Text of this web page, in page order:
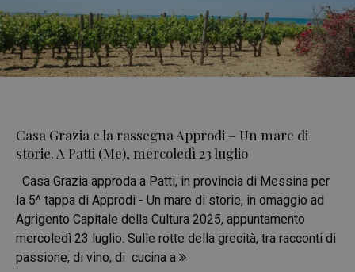
Casa Grazia e la rassegna Approdi – Un mare di
storie. A Patti (Me), mercoledì 23 luglio
Casa Grazia approda a Patti, in provincia di Messina per
la 5^ tappa di Approdi - Un mare di storie, in omaggio ad
Agrigento Capitale della Cultura 2025, appuntamento
mercoledì 23 luglio. Sulle rotte della grecità, tra racconti di
passione, di vino, di cucina a